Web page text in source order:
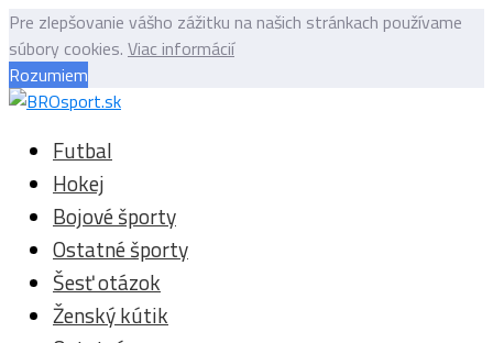
Pre zlepšovanie vášho zážitku na našich stránkach používame
súbory cookies. Viac informácií
Rozumiem
Futbal
Hokej
Bojové športy
Ostatné športy
Šesť otázok
Ženský kútik